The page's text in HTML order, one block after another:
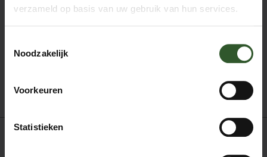
verzameld op basis van uw gebruik van hun services.
Noodzakelijk
Voorkeuren
Statistieken
is het belangrijkste dat je de dagelijkse zorgen even
helemaal kunt loslaten, zodat je weer met frisse,